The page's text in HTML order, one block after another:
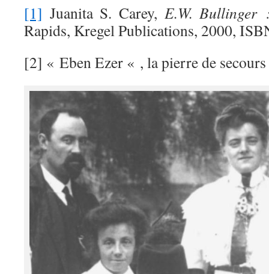
[1] Juanita S. Carey, E.W. Bullinger
Rapids, Kregel Publications, 2000,
[2] « Eben Ezer « , la pierre de